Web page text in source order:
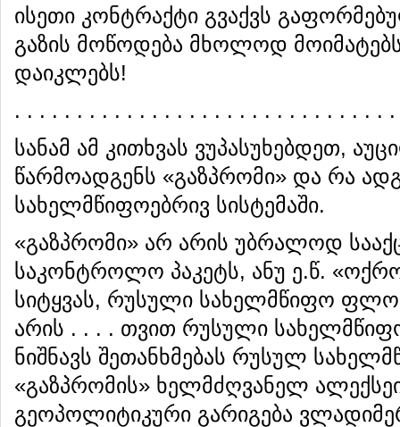
ისეთი კონტრაქტი გვაქვს
გაზის მოწოდება მხოლოდ
დაიკლებს!
. . . . . . . . . . . . . . . . . . . . . . . . . . . . . .
სანამ ამ კითხვას ვუპასუხებდეთ,
წარმოადგენს «გაზპრომი» და რა
სახელმწიფოებრივ სისტემაში.
«გაზპრომი» არ არის უბრალოდ
საკონტროლო პაკეტს, ანუ ე.წ.
სიტყვას, რუსული სახელმწიფო
არის . . . . თვით რუსული
ნიშნავს შეთანხმებას რუსულ
«გაზპრომის» ხელმძღვანელ
გეოპოლიტიკური გარიგება